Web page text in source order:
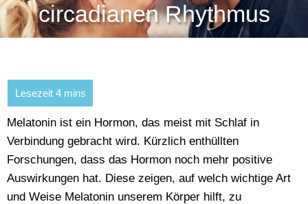
circadianen Rhythmus
Melatonin ist ein Hormon, das meist mit Schlaf in
Verbindung gebracht wird. Kürzlich enthüllten
Forschungen, dass das Hormon noch mehr positive
Auswirkungen hat. Diese zeigen, auf welch wichtige Art
und Weise Melatonin unserem Körper hilft, zu